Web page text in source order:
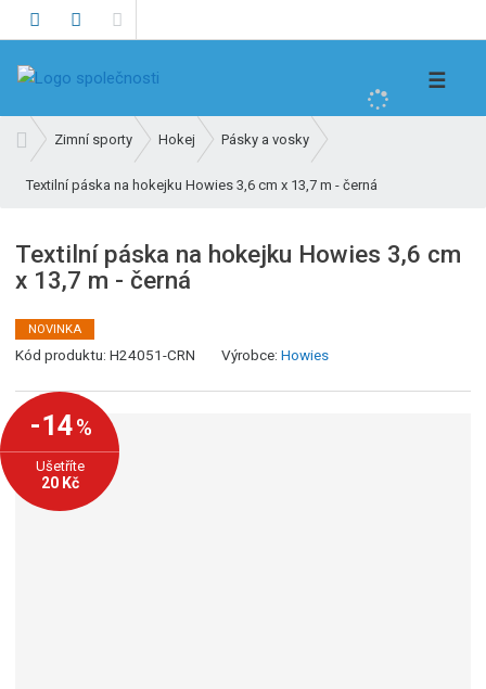
e
t
☰
v
o
r
a
a
Zimní sporty Hokej Pásky a vosky
Textilní páska na hokejku Howies 3,6 cm x 13,7 m - černá
Textilní páska na hokejku Howies 3,6 cm
x 13,7 m - černá
NOVINKA
Kód produktu:H24051-CRN Výrobce:Howies
-14%
Ušetříte
20 Kč